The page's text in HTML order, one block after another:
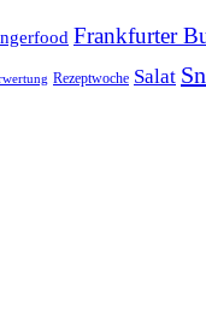
Frankfurter
Rezeptwoche Salat